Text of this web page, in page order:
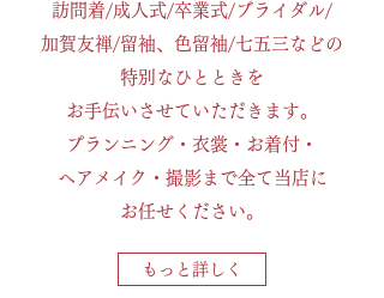
訪問着/成人式/卒業式/ブライダル/
加賀友禅/留袖、色留袖/七五三などの
特別なひとときを
お手伝いさせていただきます。
プランニング・衣裳・お着付・
ヘアメイク・撮影まで全て当店に
お任せください。
もっと詳しく